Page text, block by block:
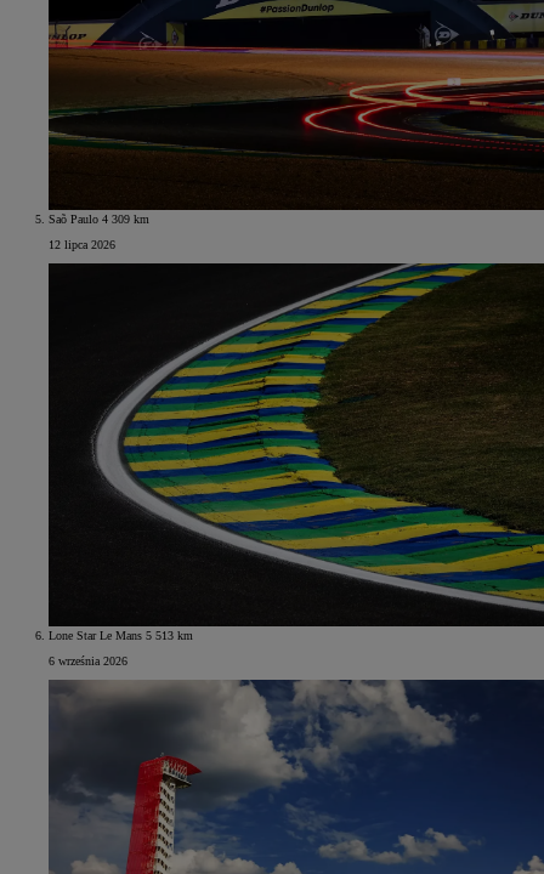
Saõ Paulo 4 309 km
12 lipca 2026
Lone Star Le Mans 5 513 km
6 września 2026